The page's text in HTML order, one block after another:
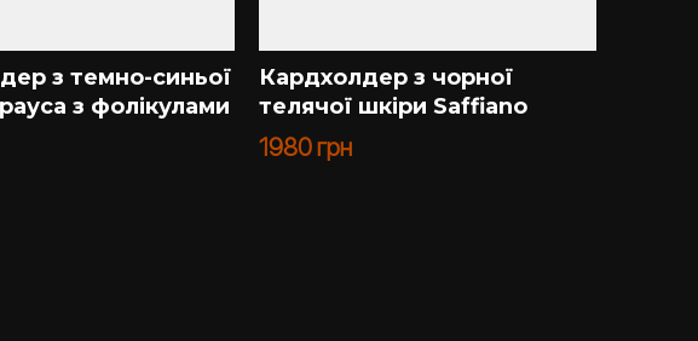
з темно-синьої
з фолікулами
Кардхолдер з чорної
телячої шкіри Saffiano
1980грн